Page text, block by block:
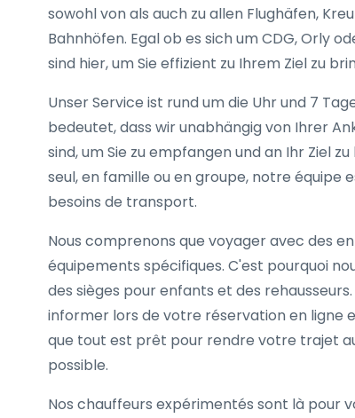
sowohl von als auch zu allen Flughäfen,
Bahnhöfen. Egal ob es sich um CDG, Orly
sind hier, um Sie effizient zu Ihrem Ziel zu
Unser Service ist rund um die Uhr und 7
bedeutet, dass wir unabhängig von Ihrer
sind, um Sie zu empfangen und an Ihr Ziel
seul, en famille ou en groupe, notre équipe
besoins de transport.
Nous comprenons que voyager avec des
équipements spécifiques. C'est pourquoi
des sièges pour enfants et des
informer lors de votre réservation en ligne
que tout est prêt pour rendre votre trajet
possible.
Nos chauffeurs expérimentés sont là pour